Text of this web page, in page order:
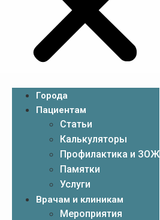
Города
Пациентам
Статьи
Калькуляторы
Профилактика и ЗОЖ
Памятки
Услуги
Врачам и клиникам
Мероприятия